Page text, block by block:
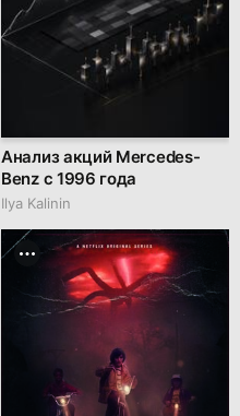
Анализ акций Mercedes-
Benz с 1996 года
Ilya Kalinin